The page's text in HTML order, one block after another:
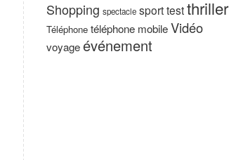
Shopping spectacle sporttestthriller
Téléphone téléphone mobileVidéo
voyageévénement